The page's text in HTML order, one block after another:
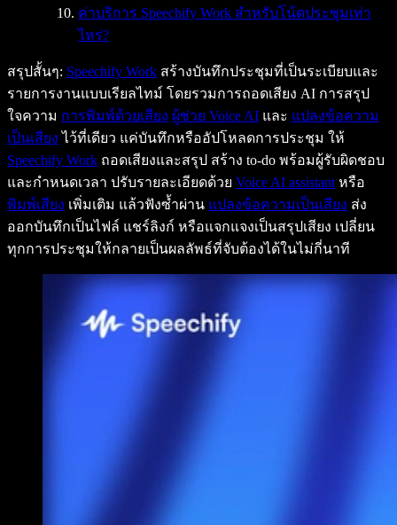
ค่าบริการ Speechify Work สำหรับโน้ตประชุมเท่า
ไหร่?
สรุปสั้นๆ: Speechify Work สร้างบันทึกประชุมที่เป็นระเบียบและ
รายการงานแบบเรียลไทม์ โดยรวมการถอดเสียง AI การสรุป
ใจความ การพิมพ์ด้วยเสียง ผู้ช่วย Voice AI และ แปลงข้อความ
เป็นเสียง ไว้ที่เดียว แค่บันทึกหรืออัปโหลดการประชุม ให้
Speechify Work ถอดเสียงและสรุป สร้าง to-do พร้อมผู้รับผิดชอบ
และกำหนดเวลา ปรับรายละเอียดด้วย Voice AI assistant หรือ
พิมพ์เสียง เพิ่มเติม แล้วฟังซ้ำผ่าน แปลงข้อความเป็นเสียง ส่ง
ออกบันทึกเป็นไฟล์ แชร์ลิงก์ หรือแจกแจงเป็นสรุปเสียง เปลี่ยน
ทุกการประชุมให้กลายเป็นผลลัพธ์ที่จับต้องได้ในไม่กี่นาที